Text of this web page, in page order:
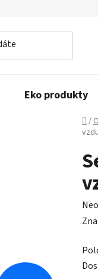
Eko produkty
/
je
0,0